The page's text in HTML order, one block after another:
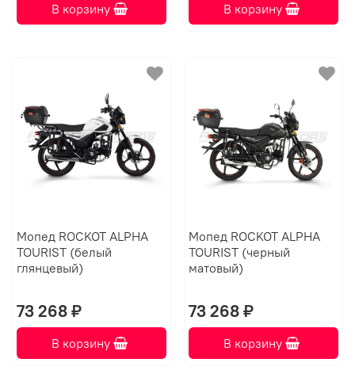
В корзину В корзину
Мопед ROCKOT ALPHA
TOURIST (белый
глянцевый)
73 268 ₽
В корзину
Мопед ROCKOT ALPHA
TOURIST (черный
матовый)
73 268 ₽
В корзину